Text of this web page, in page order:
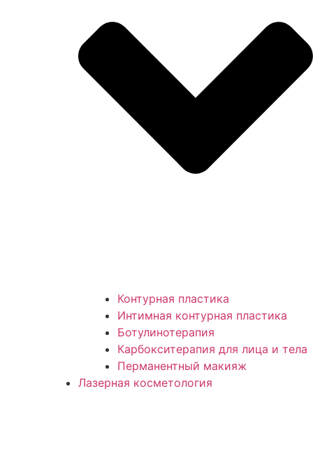
Контурная пластика
Интимная контурная пластика
Ботулинотерапия
Карбокситерапия для лица и тела
Перманентный макияж
Лазерная косметология